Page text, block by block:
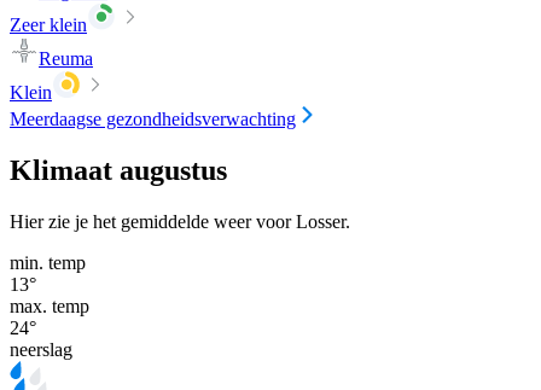
Zeer klein
Reuma
Klein
Meerdaagse gezondheidsverwachting
Klimaat augustus
Hier zie je het gemiddelde weer voor Losser.
min. temp
13°
max. temp
24°
neerslag